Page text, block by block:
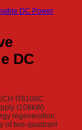
DC
IT6108C
(108kW)
regeneration.
of two-quadrant